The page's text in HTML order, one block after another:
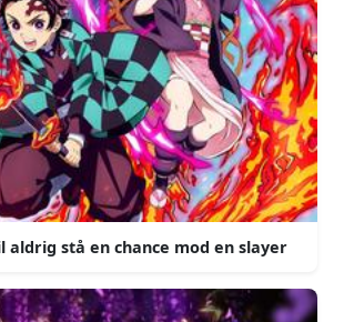
aldrig stå en chance mod en slayer